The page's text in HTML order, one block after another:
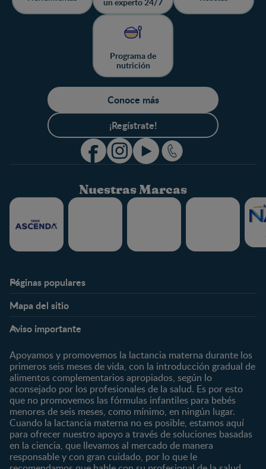
Programa de
nutrición
Conoce más
¡Regístrate!
Nuestras Marcas
Páginas populares
Expertos en Nutrición
Preguntas Frecuentes
¿Quiénes somos?
Marcas y productos
Nuestros Productos
Nuestras Marcas
Mapa del sitio
Preconcepción
Embarazo
Posparto
0 a 4 meses
4 a 6 meses
6 a 8 meses
8 a 12 meses
12 a 24 meses
Desde 2 años
Nutrición
Salud
Maternidad
Paternidad
Vida en familia
Aviso importante
Apoyamos y promovemos la lactancia materna durante los
primeros seis meses de vida, con la introducción gradual de
alimentos complementarios apropiados, según lo
aconsejado por los profesionales de la salud. Es por esto
que no promovemos las fórmulas infantiles para bebés
menores de seis meses, como mínimo, en ningún lugar.
Cuando la lactancia materna no es posible, estamos aquí
para ofrecer nuestro apoyo a través de soluciones basadas
en la ciencia, que llevamos al mercado de manera
responsable y con gran cuidado, por lo que le